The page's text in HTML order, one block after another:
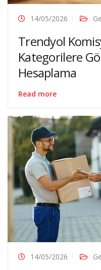
14/05/2026
Trendyol
Kategorilere
Hesaplama
Read more
14/05/2026